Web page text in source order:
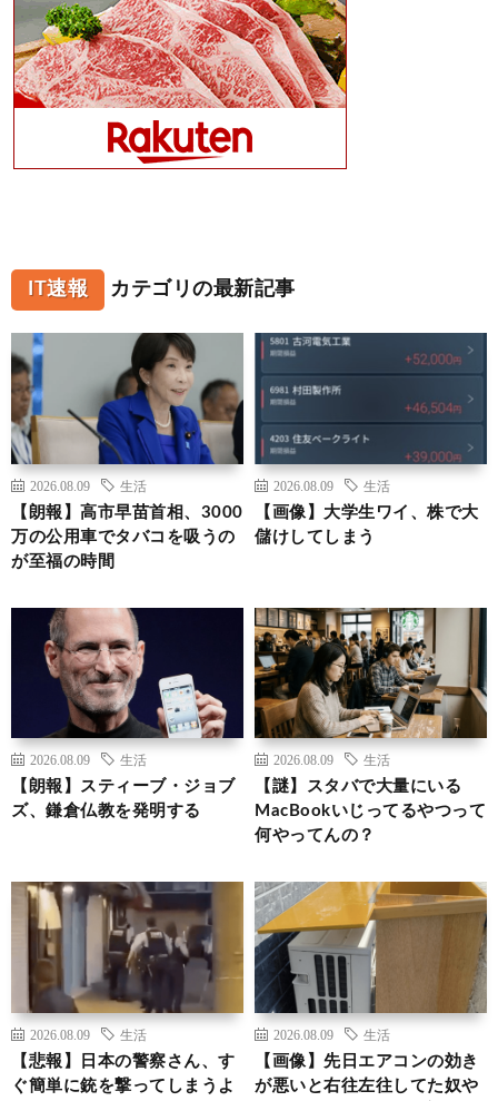
IT速報 カテゴリの最新記事
2026.08.09 生活
【朗報】高市早苗首相、3000
万の公用車でタバコを吸うの
が至福の時間
2026.08.09 生活
【画像】大学生ワイ、株で大
儲けしてしまう
2026.08.09 生活
【朗報】スティーブ・ジョブ
ズ、鎌倉仏教を発明する
2026.08.09 生活
【謎】スタバで大量にいる
MacBookいじってるやつって
何やってんの？
2026.08.09 生活
【悲報】日本の警察さん、す
ぐ簡単に銃を撃ってしまうよ
2026.08.09 生活
【画像】先日エアコンの効き
が悪いと右往左往してた奴や